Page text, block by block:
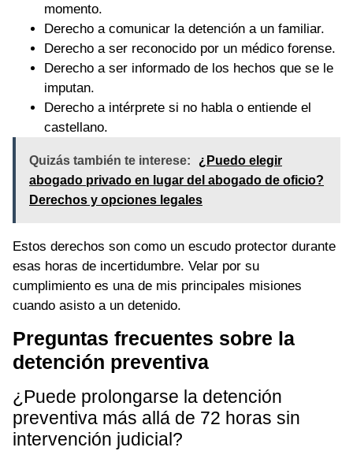
momento.
Derecho a comunicar la detención a un familiar.
Derecho a ser reconocido por un médico forense.
Derecho a ser informado de los hechos que se le
imputan.
Derecho a intérprete si no habla o entiende el
castellano.
Quizás también te interese:
¿Puedo elegir
abogado privado en lugar del abogado de oficio?
Derechos y opciones legales
Estos derechos son como un escudo protector durante
esas horas de incertidumbre. Velar por su
cumplimiento es una de mis principales misiones
cuando asisto a un detenido.
Preguntas frecuentes sobre la
detención preventiva
¿Puede prolongarse la detención
preventiva más allá de 72 horas sin
intervención judicial?